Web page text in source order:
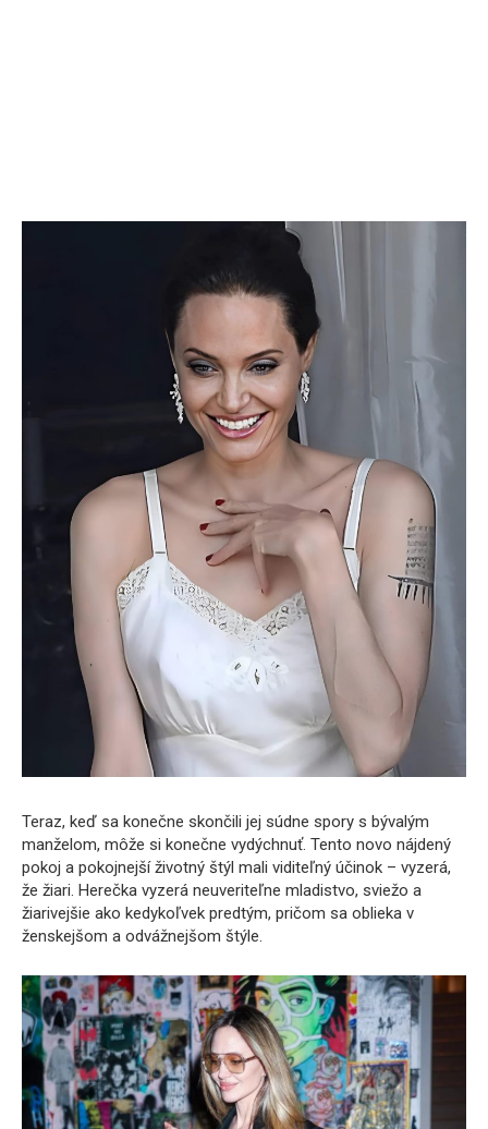
Teraz, keď sa konečne skončili jej súdne spory s bývalým
manželom, môže si konečne vydýchnuť. Tento novo nájdený
pokoj a pokojnejší životný štýl mali viditeľný účinok – vyzerá,
že žiari. Herečka vyzerá neuveriteľne mladistvo, sviežo a
žiarivejšie ako kedykoľvek predtým, pričom sa oblieka v
ženskejšom a odvážnejšom štýle.